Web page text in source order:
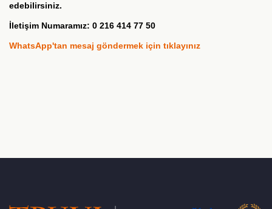
edebilirsiniz.
İletişim Numaramız: 0 216 414 77 50
WhatsApp'tan mesaj göndermek için tıklayınız